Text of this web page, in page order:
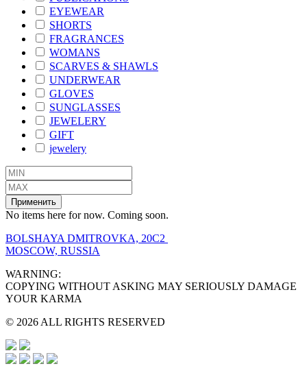
EYEWEAR
SHORTS
FRAGRANCES
WOMANS
SCARVES & SHAWLS
UNDERWEAR
GLOVES
SUNGLASSES
JEWELERY
GIFT
jewelery
Применить
No items here for now. Coming soon.
BOLSHAYA DMITROVKA, 20C2
MOSCOW, RUSSIA
WARNING:
COPYING WITHOUT ASKING MAY SERIOUSLY DAMAGE
YOUR KARMA
© 2026 ALL RIGHTS RESERVED